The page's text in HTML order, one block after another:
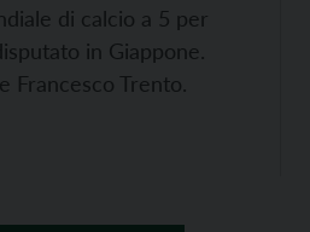
di calcio a 5 per
in Giappone.
Francesco Trento.